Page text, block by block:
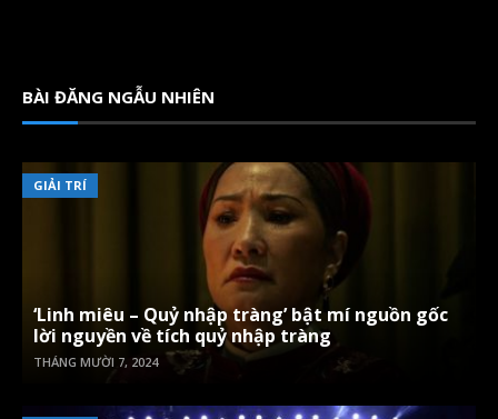
BÀI ĐĂNG NGẪU NHIÊN
GIẢI TRÍ
‘Linh miêu – Quỷ nhập tràng’ bật mí nguồn gốc
lời nguyền về tích quỷ nhập tràng
THÁNG MƯỜI 7, 2024